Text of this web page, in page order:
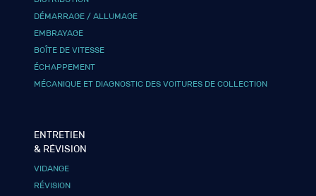
DÉMARRAGE / ALLUMAGE
EMBRAYAGE
BOÎTE DE VITESSE
ÉCHAPPEMENT
MÉCANIQUE ET DIAGNOSTIC DES VOITURES DE COLLECTION
ENTRETIEN
& RÉVISION
VIDANGE
RÉVISION